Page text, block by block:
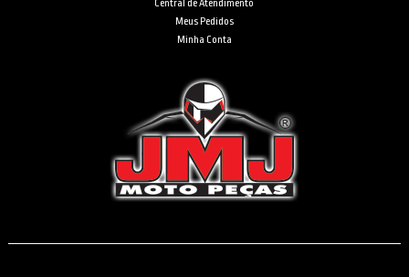
Central de Atendimento
Meus Pedidos
Minha Conta